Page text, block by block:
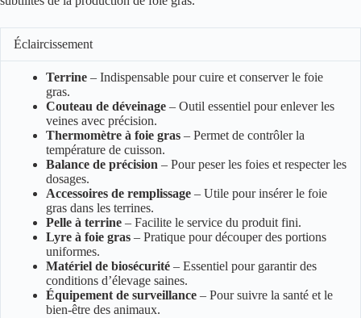
Éclaircissement
Terrine – Indispensable pour cuire et conserver le foie
gras.
Couteau de déveinage – Outil essentiel pour enlever les
veines avec précision.
Thermomètre à foie gras – Permet de contrôler la
température de cuisson.
Balance de précision – Pour peser les foies et respecter les
dosages.
Accessoires de remplissage – Utile pour insérer le foie
gras dans les terrines.
Pelle à terrine – Facilite le service du produit fini.
Lyre à foie gras – Pratique pour découper des portions
uniformes.
Matériel de biosécurité – Essentiel pour garantir des
conditions d’élevage saines.
Équipement de surveillance – Pour suivre la santé et le
bien-être des animaux.